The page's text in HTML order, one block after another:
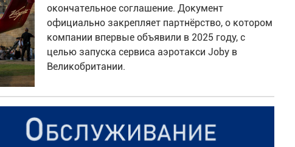
окончательное соглашение. Документ
официально закрепляет партнёрство, о котором
компании впервые объявили в 2025 году, с
целью запуска сервиса аэротакси Joby в
Великобритании.